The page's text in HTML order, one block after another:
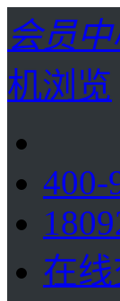
会员
机浏览
400-
在